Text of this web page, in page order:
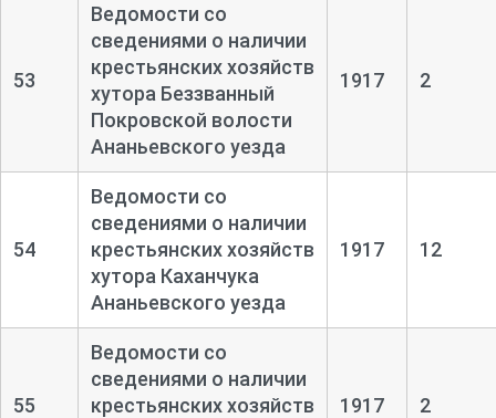
53
Ведомости со
сведениями о наличии
крестьянских хозяйств
хутора Беззванный
Покровской волости
Ананьевского уезда
1917 2
54
Ведомости со
сведениями о наличии
крестьянских хозяйств
хутора Каханчука
Ананьевского уезда
1917 12
55
Ведомости со
сведениями о наличии
крестьянских хозяйств
1917 2